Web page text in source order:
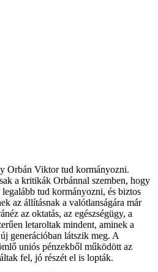
Orbán Viktor tud kormányozni.
a kritikák Orbánnal szemben, hogy
tud kormányozni, és biztos
az állításnak a valótlanságára már
az oktatás, az egészségügy, a
letaroltak mindent, aminek a
generációban látszik meg. A
uniós pénzekből működött az
fel, jó részét el is lopták.